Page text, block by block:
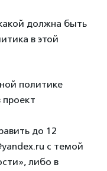
должна быть
в этой
политике
до 12
с темой
либо в